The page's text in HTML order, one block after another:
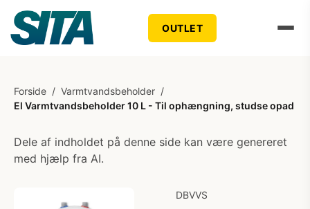
OUTLET
Forside / Varmtvandsbeholder /
El Varmtvandsbeholder 10 L - Til ophængning, studse opad
Dele af indholdet på denne side kan være genereret
med hjælp fra AI.
DBVVS